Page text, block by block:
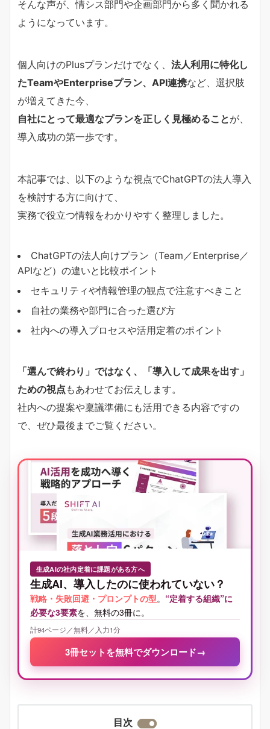
そんな声が、情シス部門や企画部門から多く聞かれる
ようになっています。
個人向けのPlusプランだけでなく、 法人利用に特化し
たTeamやEnterpriseプラン、API連携など、選択肢
が増えてきた今、
自社にとって最適なプランを正しく見極めることが、
導入成功の第一歩です。
本記事では、以下のような視点でChatGPTの法人導入
を検討する方に向けて、
実務で役立つ情報をわかりやすく整理しました。
ChatGPTの法人向けプラン（Team／Enterprise／
APIなど）の違いと比較ポイント
セキュリティや情報管理の観点で注意すべきこと
自社の業務や部門に合った選び方
社内への導入プロセスや活用定着のポイント
「選んで終わり」ではなく、「導入して成果を出す」
ための視点 もあわせてお伝えします。
社内への提案や稟議準備にも活用できる内容ですの
で、ぜひ最後までご覧ください。
生成AIの社内定着に課題がある方へ
生成AI、導入したのに使われていない？
戦略・失敗回避・プロンプトの型。 “定着する組織”に
必要な3要素を、無料の3冊に。
計94ページ／無料／入力1分
3冊セットを無料でダウンロード→
目次